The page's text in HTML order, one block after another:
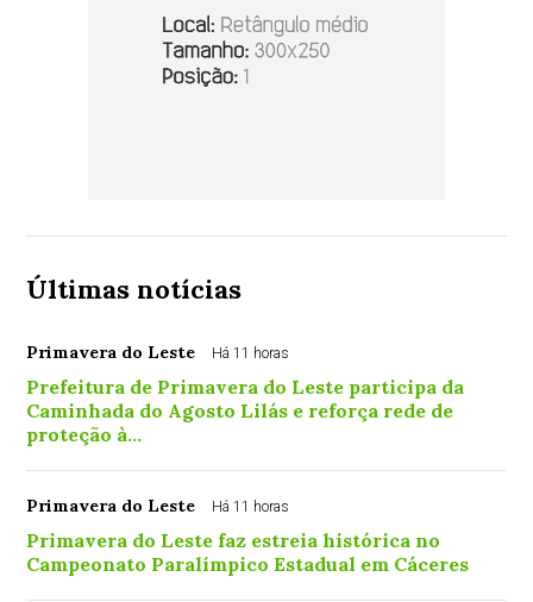
Últimas notícias
Primavera do Leste Há 11 horas
Prefeitura de Primavera do Leste participa da
Caminhada do Agosto Lilás e reforça rede de
proteção à…
Primavera do Leste Há 11 horas
Primavera do Leste faz estreia histórica no
Campeonato Paralímpico Estadual em Cáceres